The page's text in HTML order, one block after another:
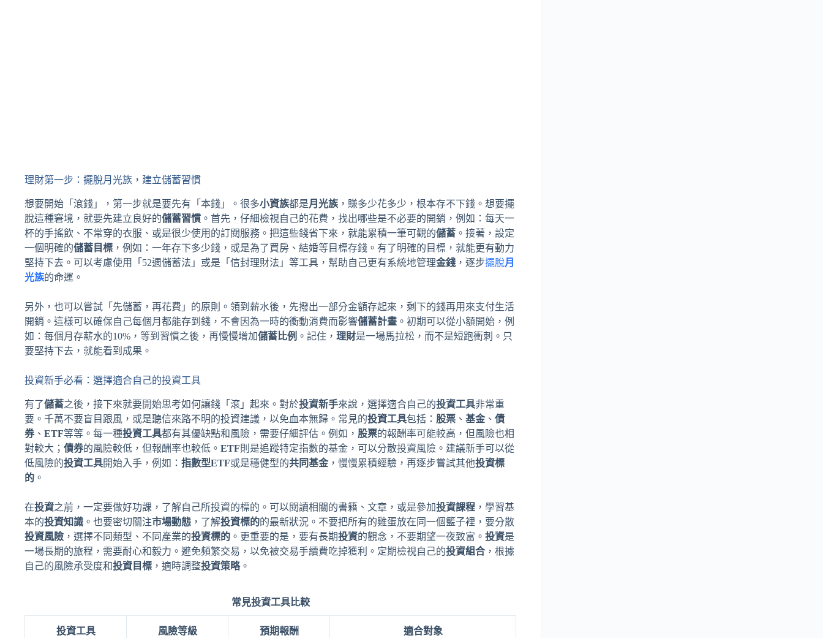
理財第一步：擺脫月光族，建立儲蓄習慣
想要開始「滾錢」，第一步就是要先有「本錢」。很多小資族都是月光族 ，賺多少花多少，根本存不下錢。想要擺
脫這種窘境，就要先建立良好的儲蓄習慣 。首先，仔細檢視自己的花費，找出哪些是不必要的開銷，例如：每天一
杯的手搖飲、不常穿的衣服、或是很少使用的訂閱服務。把這些錢省下來，就能累積一筆可觀的儲蓄 。接著，設定
一個明確的儲蓄目標 ，例如：一年存下多少錢，或是為了買房、結婚等目標存錢。有了明確的目標，就能更有動力
堅持下去。可以考慮使用「52週儲蓄法」或是「信封理財法」等工具，幫助自己更有系統地管理金錢 ，逐步擺脫月
光族的命運。
另外，也可以嘗試「先儲蓄，再花費」的原則。領到薪水後，先撥出一部分金額存起來，剩下的錢再用來支付生活
開銷。這樣可以確保自己每個月都能存到錢，不會因為一時的衝動消費而影響儲蓄計畫 。初期可以從小額開始，例
如：每個月存薪水的10%，等到習慣之後，再慢慢增加儲蓄比例 。記住， 理財是一場馬拉松，而不是短跑衝刺。只
要堅持下去，就能看到成果。
投資新手必看：選擇適合自己的投資工具
有了儲蓄之後，接下來就要開始思考如何讓錢「滾」起來。對於投資新手來說，選擇適合自己的投資工具非常重
要。千萬不要盲目跟風，或是聽信來路不明的投資建議，以免血本無歸。常見的投資工具包括： 股票 、 基金 、 債
券、 ETF等等。每一種投資工具都有其優缺點和風險，需要仔細評估。例如， 股票的報酬率可能較高，但風險也相
對較大； 債券的風險較低，但報酬率也較低。 ETF則是追蹤特定指數的基金，可以分散投資風險。建議新手可以從
低風險的投資工具開始入手，例如： 指數型ETF或是穩健型的共同基金 ，慢慢累積經驗，再逐步嘗試其他投資標
的 。
在投資之前，一定要做好功課，了解自己所投資的標的。可以閱讀相關的書籍、文章，或是參加投資課程 ，學習基
本的投資知識 。也要密切關注市場動態 ，了解投資標的的最新狀況。不要把所有的雞蛋放在同一個籃子裡，要分散
投資風險 ，選擇不同類型、不同產業的投資標的 。更重要的是，要有長期投資的觀念，不要期望一夜致富。 投資是
一場長期的旅程，需要耐心和毅力。避免頻繁交易，以免被交易手續費吃掉獲利。定期檢視自己的投資組合 ，根據
自己的風險承受度和投資目標 ，適時調整投資策略。
常見投資工具比較
投資工具 風險等級 預期報酬 適合對象